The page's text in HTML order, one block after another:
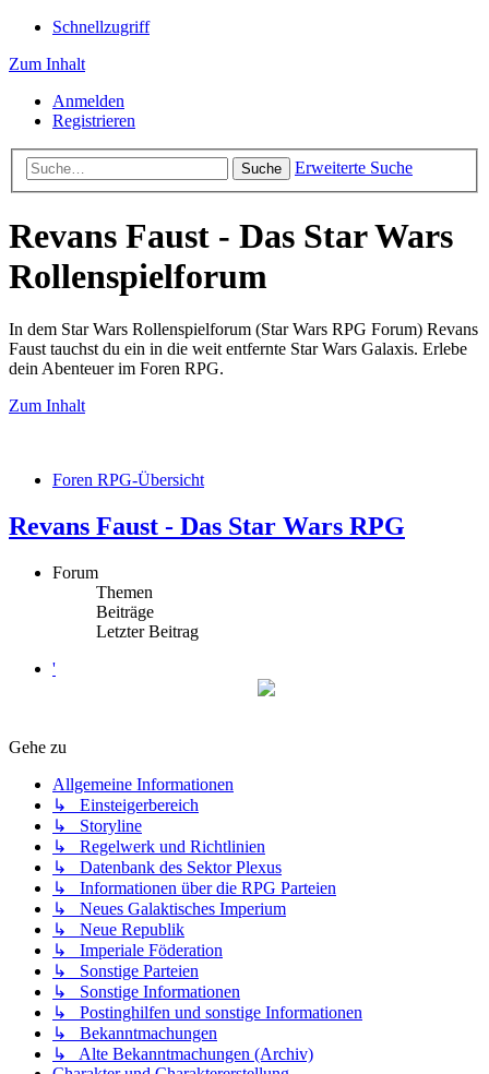
Schnellzugriff
Zum Inhalt
Anmelden
Registrieren
Suche Erweiterte Suche
Revans Faust - Das Star Wars
Rollenspielforum
In dem Star Wars Rollenspielforum (Star Wars RPG Forum) Revans
Faust tauchst du ein in die weit entfernte Star Wars Galaxis. Erlebe
dein Abenteuer im Foren RPG.
Zum Inhalt
Foren RPG-Übersicht
Revans Faust - Das Star Wars RPG
Forum
Themen
Beiträge
Letzter Beitrag
'
Gehe zu
Allgemeine Informationen
↳ Einsteigerbereich
↳ Storyline
↳ Regelwerk und Richtlinien
↳ Datenbank des Sektor Plexus
↳ Informationen über die RPG Parteien
↳ Neues Galaktisches Imperium
↳ Neue Republik
↳ Imperiale Föderation
↳ Sonstige Parteien
↳ Sonstige Informationen
↳ Postinghilfen und sonstige Informationen
↳ Bekanntmachungen
↳ Alte Bekanntmachungen (Archiv)